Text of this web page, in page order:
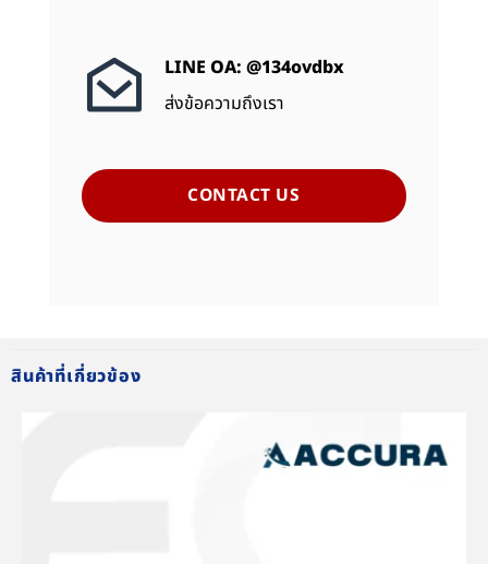
LINE OA: @134ovdbx
ส่งข้อความถึงเรา
CONTACT US
สินค้าที่เกี่ยวข้อง